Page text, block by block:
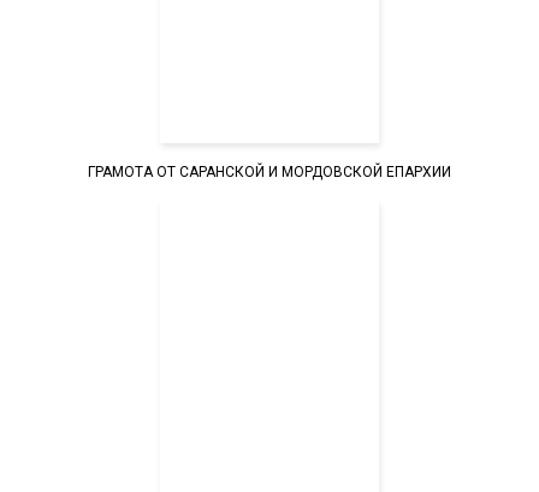
ГРАМОТА ОТ САРАНСКОЙ И МОРДОВСКОЙ ЕПАРХИИ